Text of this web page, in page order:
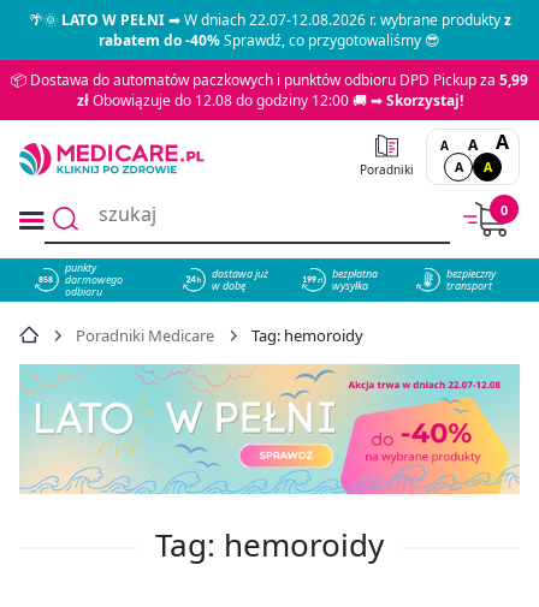
🌴🌞LATO W PEŁNI➡ W dniach 22.07-12.08.2026 r. wybrane produktyz
rabatem do -40%Sprawdź, co przygotowaliśmy 😎
📦 Dostawa do automatów paczkowych i punktów odbioru DPD Pickup za 5,99
złObowiązuje do 12.08 do godziny 12:00 🚚 ➡Skorzystaj!
Poradniki
A A A
A A
0
858
punkty
darmowego
odbioru
dostawa już
w dobę
bezpłatna
wysyłka
bezpieczny
transport
Poradniki Medicare Tag: hemoroidy
Tag: hemoroidy